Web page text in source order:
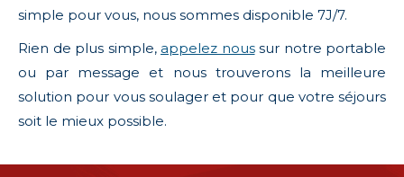
simple pour vous, nous sommes disponible 7J/7.
Rien de plus simple, appelez noussur notre portable
ou par message et nous trouverons la meilleure
solution pour vous soulager et pour que votre séjours
soit le mieux possible.